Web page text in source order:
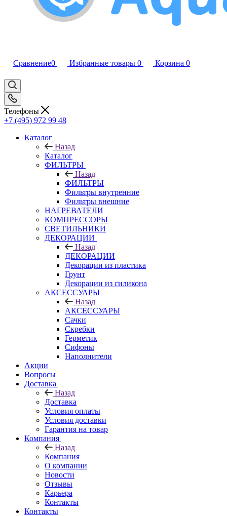
Сравнение0 Избранные товары 0 Корзина 0
Телефоны
+7 (495) 972 99 48
Каталог
Назад
Каталог
ФИЛЬТРЫ
Назад
ФИЛЬТРЫ
Фильтры внутренние
Фильтры внешние
НАГРЕВАТЕЛИ
КОМПРЕССОРЫ
СВЕТИЛЬНИКИ
ДЕКОРАЦИИ
Назад
ДЕКОРАЦИИ
Декорации из пластика
Грунт
Декорации из силикона
АКСЕССУАРЫ
Назад
АКСЕССУАРЫ
Сачки
Скребки
Герметик
Сифоны
Наполнители
Акции
Вопросы
Доставка
Назад
Доставка
Условия оплаты
Условия доставки
Гарантия на товар
Компания
Назад
Компания
О компании
Новости
Отзывы
Карьера
Контакты
Контакты